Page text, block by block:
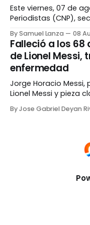
Este viernes, 07 de
Periodistas (CNP),
forman parte de la
realizó en el marco
permitió superar la
By Samuel Lanza 08
Falleció a los
de Lionel
enfermedad
Jorge Horacio
Lionel Messi y pieza
de la ciudad de Rosario
By Jose Gabriel Deyan